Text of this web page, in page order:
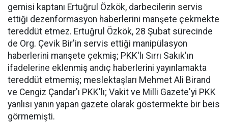
gemisi kaptanı Ertuğrul Özkök, darbecilerin servis
ettiği dezenformasyon haberlerini manşete çekmekte
tereddüt etmez. Ertuğrul Özkök, 28 Şubat sürecinde
de Org. Çevik Bir'in servis ettiği manipülasyon
haberlerini manşete çekmiş; PKK'lı Sırrı Sakık'ın
ifadelerine eklenmiş andıç haberlerini yayınlamakta
tereddüt etmemiş; meslektaşları Mehmet Ali Birand
ve Cengiz Çandar'ı PKK'lı; Vakit ve Milli Gazete'yi PKK
yanlısı yanın yapan gazete olarak göstermekte bir beis
görmemişti.